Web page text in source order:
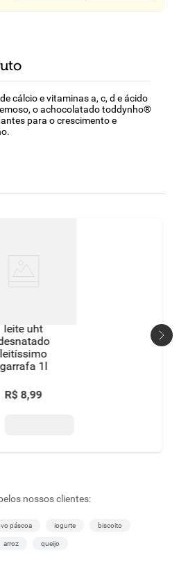
cálcio e vitaminas a, c, d e ácido
o achocolatado toddynho®
para o crescimento e
leite uht
leitíssimo
garrafa 1l
R$ 8,99
nossos clientes:
páscoa iogurte biscoito
arroz queijo